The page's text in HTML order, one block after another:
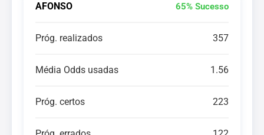
AFONSO 65% Sucesso
Próg. realizados 357
Média Odds usadas 1.56
Próg. certos 223